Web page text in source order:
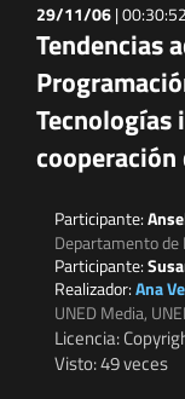
29/11/06|00:30:52
Tendencias
Participante:
Departamento de
Participante:
Realizador:Ana
UNED Media,
Licencia:
Visto: 49 veces